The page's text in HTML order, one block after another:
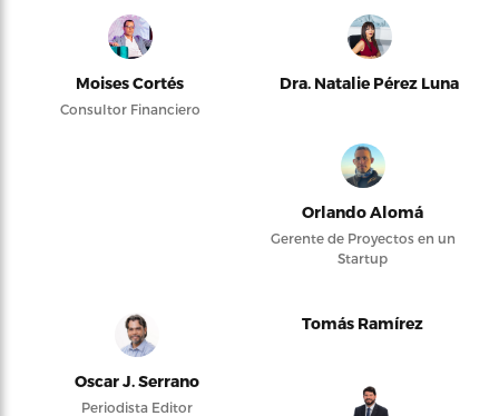
Moises Cortés
Consultor Financiero
Dra. Natalie Pérez Luna
Orlando Alomá
Gerente de Proyectos en un
Startup
Oscar J. Serrano
Periodista Editor
Tomás Ramírez